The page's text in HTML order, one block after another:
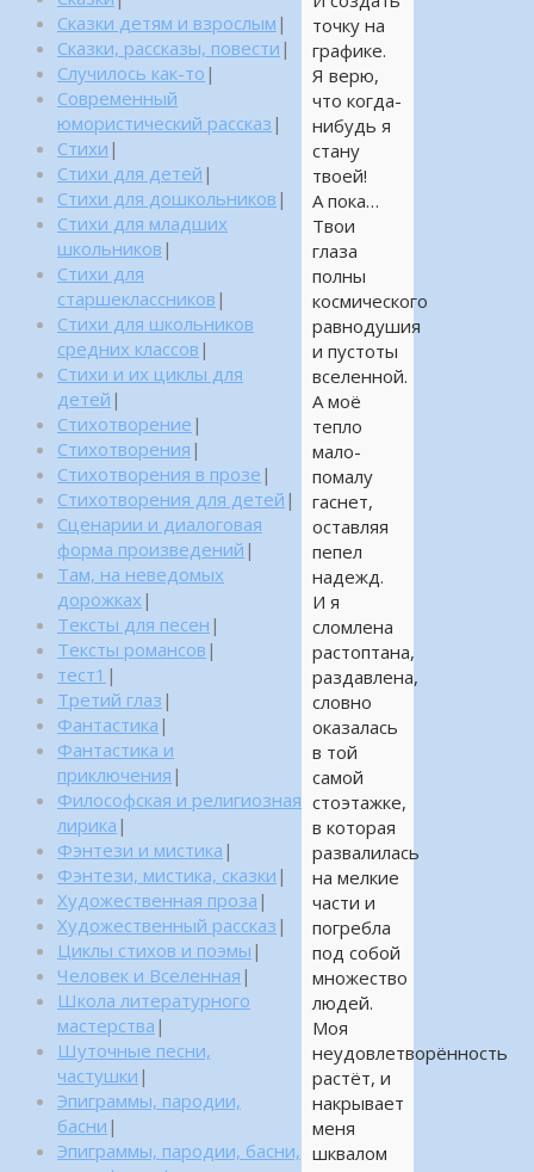
точку на
графике.
Я верю,
что когда-
нибудь я
стану
твоей!
А пока…
Твои
глаза
полны
космического
равнодушия
и пустоты
вселенной.
А моё
тепло
мало-
помалу
гаснет,
оставляя
пепел
надежд.
И я
сломлена
растоптана,
раздавлена,
словно
оказалась
в той
самой
стоэтажке,
в которая
развалилась
на мелкие
части и
погребла
под собой
множество
людей.
Моя
неудовлетворённость
растёт, и
накрывает
меня
шквалом
Сказки детям и взрослым |
Сказки, рассказы, повести |
Случилось как-то |
Современный
юмористический рассказ |
Стихи |
Стихи для детей |
Стихи для дошкольников |
Стихи для младших
школьников |
Стихи для
старшеклассников |
Стихи для школьников
средних классов |
Стихи и их циклы для
детей |
Стихотворение |
Стихотворения |
Стихотворения в прозе |
Стихотворения для детей |
Сценарии и диалоговая
форма произведений |
Там, на неведомых
дорожках |
Тексты для песен |
Тексты романсов |
тест1 |
Третий глаз |
Фантастика |
Фантастика и
приключения |
Философская и религиозная
лирика |
Фэнтези и мистика |
Фэнтези, мистика, сказки |
Художественная проза |
Художественный рассказ |
Циклы стихов и поэмы |
Человек и Вселенная |
Школа литературного
мастерства |
Шуточные песни,
частушки |
Эпиграммы, пародии,
басни |
Эпиграммы, пародии, басни,